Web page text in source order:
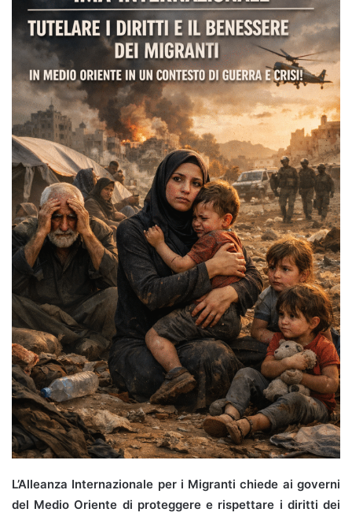
L’Alleanza Internazionale per i Migranti chiede ai governi
del Medio Oriente di proteggere e rispettare i diritti dei